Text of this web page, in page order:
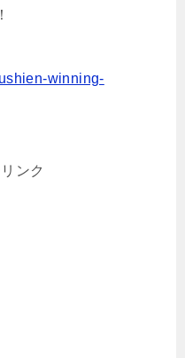
winning-
ンク